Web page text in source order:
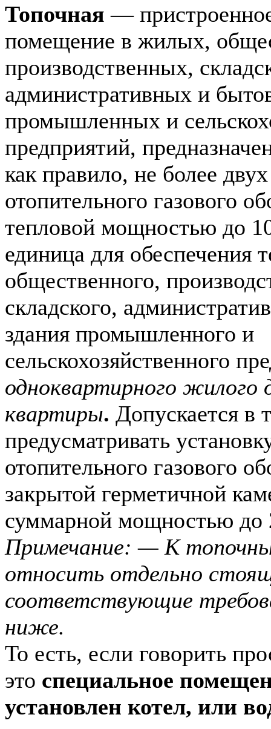
Топочная —
помещение в жилых,
производственных,
административных и
промышленных и
предприятий,
как правило, не более
отопительного газового
тепловой мощностью до
единица для обеспечения
общественного,
складского,
здания промышленного и
сельскохозяйственного
одноквартирного жилого
квартиры. Допускается в
предусматривать
отопительного газового
закрытой герметичной
суммарной мощностью до
Примечание: — К
относить отдельно
соответствующие
ниже.
То есть, если говорить
это специальное
установлен котел, или